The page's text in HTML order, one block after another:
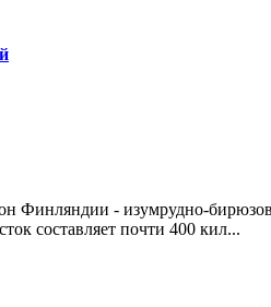
Финляндии - изумрудно-
составляет почти 400 кил...